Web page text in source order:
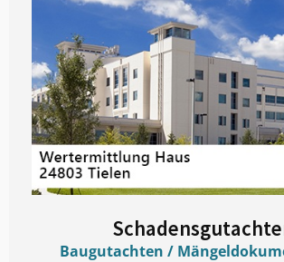
Baugutachten /